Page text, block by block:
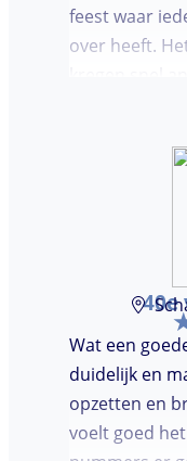
feest waar
over heeft.
kregen snel
40e
Wat een
duidelijk en
opzetten en
voelt goed